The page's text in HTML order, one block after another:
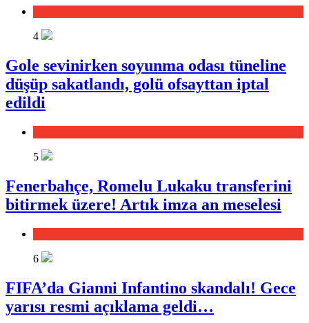
4
Gole sevinirken soyunma odası tüneline
düşüp sakatlandı, golü ofsayttan iptal
edildi
5
Fenerbahçe, Romelu Lukaku transferini
bitirmek üzere! Artık imza an meselesi
6
FIFA’da Gianni Infantino skandalı! Gece
yarısı resmi açıklama geldi…